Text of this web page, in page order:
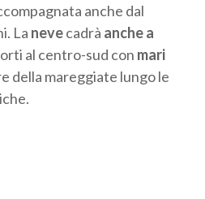
anche dal
La nevecadrà anche a
al centro-sud con mari
della mareggiate lungo le